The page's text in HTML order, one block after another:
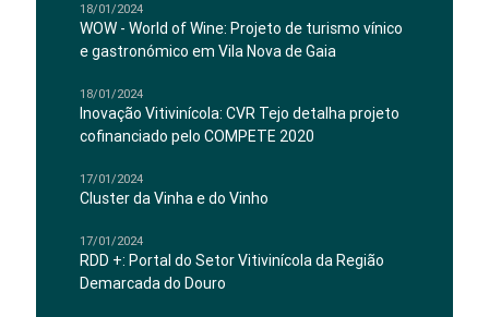
18/01/2024
WOW - World of Wine: Projeto de turismo vínico
e gastronómico em Vila Nova de Gaia
18/01/2024
Inovação Vitivinícola: CVR Tejo detalha projeto
cofinanciado pelo COMPETE 2020
17/01/2024
Cluster da Vinha e do Vinho
17/01/2024
RDD +: Portal do Setor Vitivinícola da Região
Demarcada do Douro